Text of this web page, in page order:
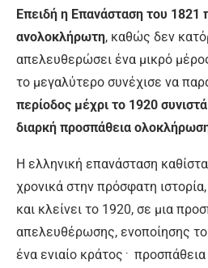
Επειδή η Επανάσταση του 1821
ανολοκλήρωτη, καθώς δεν
απελευθερώσει ένα μικρό
το μεγαλύτερο συνέχισε να
περίοδος μέχρι το 1920
διαρκή προσπάθεια
Η ελληνική επανάσταση
χρονικά στην πρόσφατη
και κλείνει το 1920, σε μια
απελευθέρωσης, ενοποίησης
ένα ενιαίο κράτος﮲ προσπάθεια την οποία αποκάλεσε